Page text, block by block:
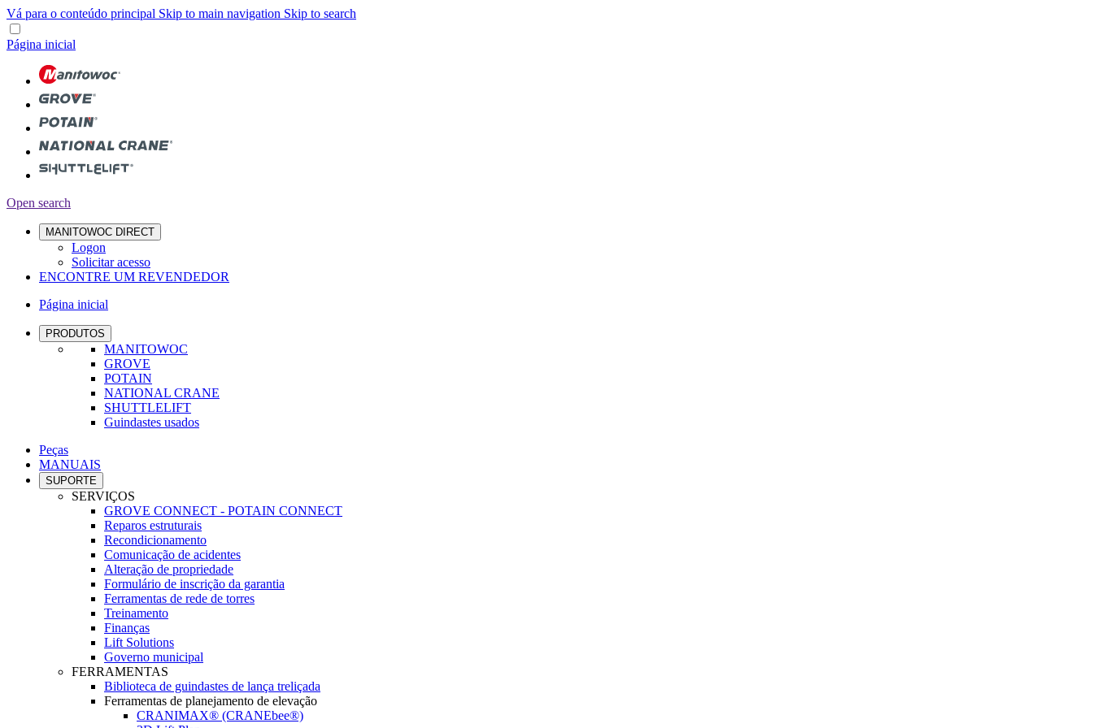
Vá para o conteúdo principal Skip to main navigation Skip to search
Página inicial
Open search
MANITOWOC DIRECT
Logon
Solicitar acesso
ENCONTRE UM REVENDEDOR
Página inicial
PRODUTOS
MANITOWOC
GROVE
POTAIN
NATIONAL CRANE
SHUTTLELIFT
Guindastes usados
Peças
MANUAIS
SUPORTE
SERVIÇOS
GROVE CONNECT - POTAIN CONNECT
Reparos estruturais
Recondicionamento
Comunicação de acidentes
Alteração de propriedade
Formulário de inscrição da garantia
Ferramentas de rede de torres
Treinamento
Finanças
Lift Solutions
Governo municipal
FERRAMENTAS
Biblioteca de guindastes de lança treliçada
Ferramentas de planejamento de elevação
CRANIMAX® (CRANEbee®)